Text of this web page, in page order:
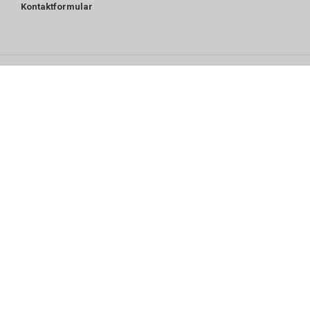
Kontaktformular